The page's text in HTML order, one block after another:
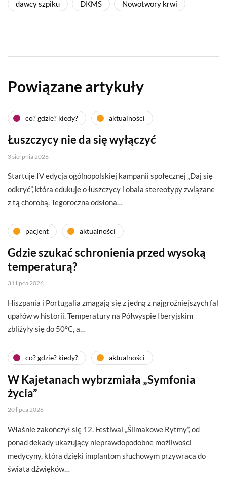
dawcy szpiku DKMS Nowotwory krwi
Powiązane artykuły
co? gdzie? kiedy? aktualności
Łuszczycy nie da się wyłączyć
3 sierpnia 2026
Startuje IV edycja ogólnopolskiej kampanii społecznej „Daj się
odkryć”, która edukuje o łuszczycy i obala stereotypy związane
z tą chorobą. Tegoroczna odsłona…
pacjent aktualności
Gdzie szukać schronienia przed wysoką
temperaturą?
31 lipca 2026
Hiszpania i Portugalia zmagają się z jedną z najgroźniejszych fal
upałów w historii. Temperatury na Półwyspie Iberyjskim
zbliżyły się do 50°C, a…
co? gdzie? kiedy? aktualności
W Kajetanach wybrzmiała „Symfonia
życia”
20 lipca 2026
Właśnie zakończył się 12. Festiwal „Ślimakowe Rytmy”, od
ponad dekady ukazujący nieprawdopodobne możliwości
medycyny, która dzięki implantom słuchowym przywraca do
świata dźwięków…